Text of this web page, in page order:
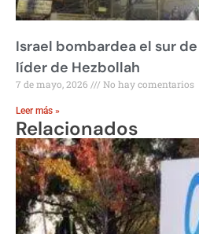
Israel bombardea el sur
líder de Hezbollah
7 de mayo, 2026 No hay comentarios
Leer más »
Relacionados